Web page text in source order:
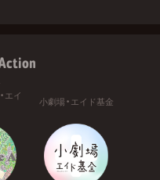
エイ
小劇場・エイド基金